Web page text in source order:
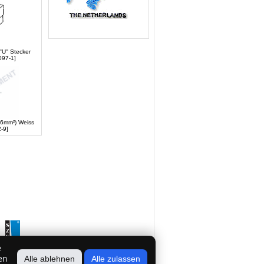
Stecker
1]
Weiss
9]
Alle ablehnen Alle zulassen